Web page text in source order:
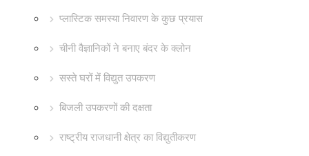
प्लास्टिक समस्या निवारण के कुछ प्रयास
चीनी वैज्ञानिकों ने बनाए बंदर के क्लोन
सस्ते घरों में विद्युत उपकरण
बिजली उपकरणों की दक्षता
राष्ट्रीय राजधानी क्षेत्र का विद्युतीकरण